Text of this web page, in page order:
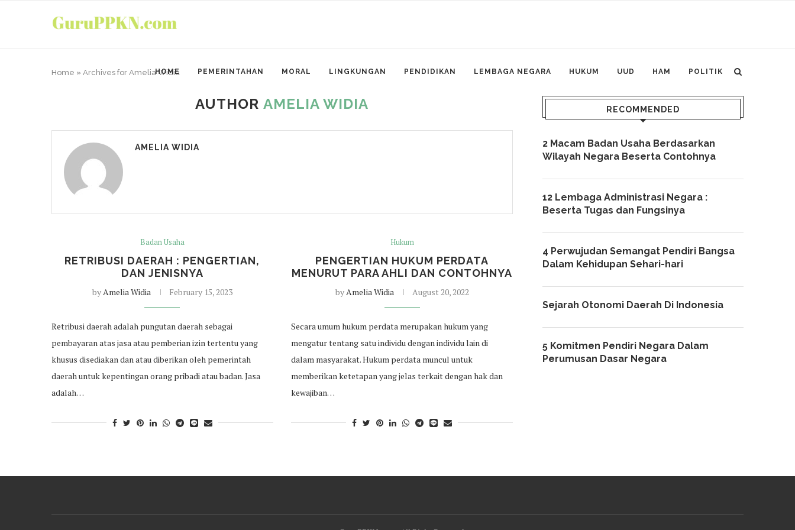
HOME PEMERINTAHAN MORAL LINGKUNGAN PENDIDIKAN LEMBAGA NEGARA HUKUM UUD HAM POLITIK
Home » Archives for Amelia Widia
AUTHORAMELIA WIDIA
AMELIA WIDIA
Badan Usaha
RETRIBUSI DAERAH : PENGERTIAN,
DAN JENISNYA
byAmelia Widia February 15, 2023
Retribusi daerah adalah pungutan daerah sebagai
pembayaran atas jasa atau pemberian izin tertentu yang
khusus disediakan dan atau diberikan oleh pemerintah
daerah untuk kepentingan orang pribadi atau badan. Jasa
adalah…
Hukum
PENGERTIAN HUKUM PERDATA
MENURUT PARA AHLI DAN CONTOHNYA
byAmelia Widia August 20, 2022
Secara umum hukum perdata merupakan hukum yang
mengatur tentang satu individu dengan individu lain di
dalam masyarakat. Hukum perdata muncul untuk
memberikan ketetapan yang jelas terkait dengan hak dan
kewajiban…
RECOMMENDED
2 Macam Badan Usaha Berdasarkan
Wilayah Negara Beserta Contohnya
12 Lembaga Administrasi Negara :
Beserta Tugas dan Fungsinya
4 Perwujudan Semangat Pendiri Bangsa
Dalam Kehidupan Sehari-hari
Sejarah Otonomi Daerah Di Indonesia
5 Komitmen Pendiri Negara Dalam
Perumusan Dasar Negara